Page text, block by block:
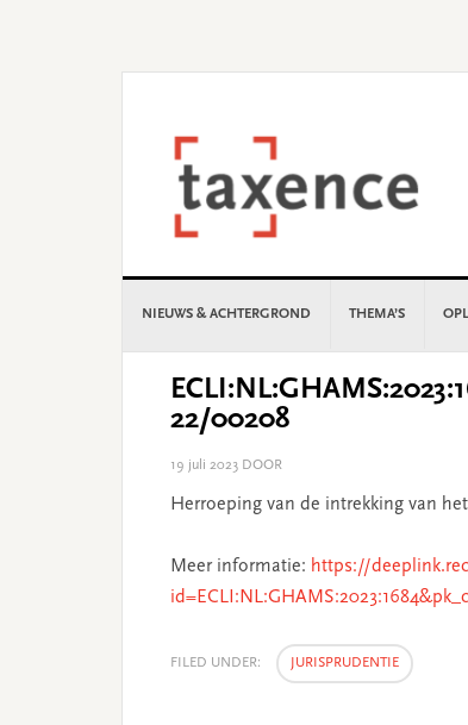
NIEUWS & ACHTERGROND THEMA’S
22/00208
19 juli 2023 DOOR
Herroeping van de intrekking van
Meer informatie: https://
FILED UNDER: JURISPRUDENTIE